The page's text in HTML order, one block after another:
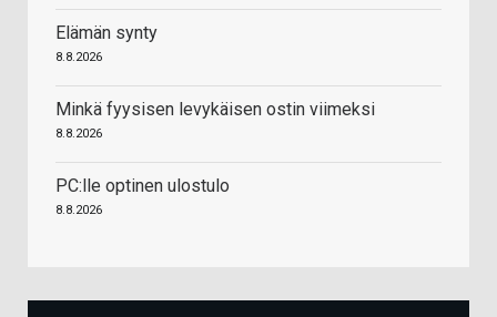
Elämän synty
8.8.2026
Minkä fyysisen levykäisen ostin viimeksi
8.8.2026
PC:lle optinen ulostulo
8.8.2026